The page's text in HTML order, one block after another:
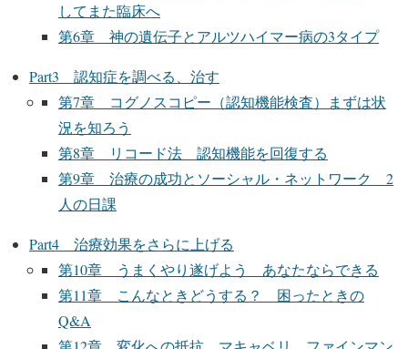
してまた臨床へ
第6章 神の遺伝子とアルツハイマー病の3タイプ
Part3 認知症を調べる、治す
第7章 コグノスコピー（認知機能検査）まずは状
況を知ろう
第8章 リコード法 認知機能を回復する
第9章 治療の成功とソーシャル・ネットワーク 2
人の日課
Part4 治療効果をさらに上げる
第10章 うまくやり遂げよう あなたならできる
第11章 こんなときどうする？ 困ったときの
Q&A